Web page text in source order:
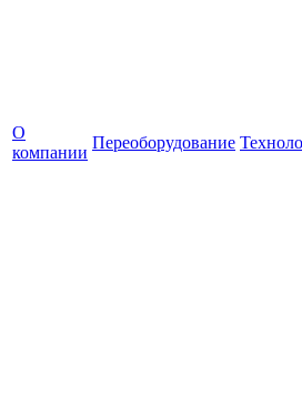
О
компании
Переоборудование